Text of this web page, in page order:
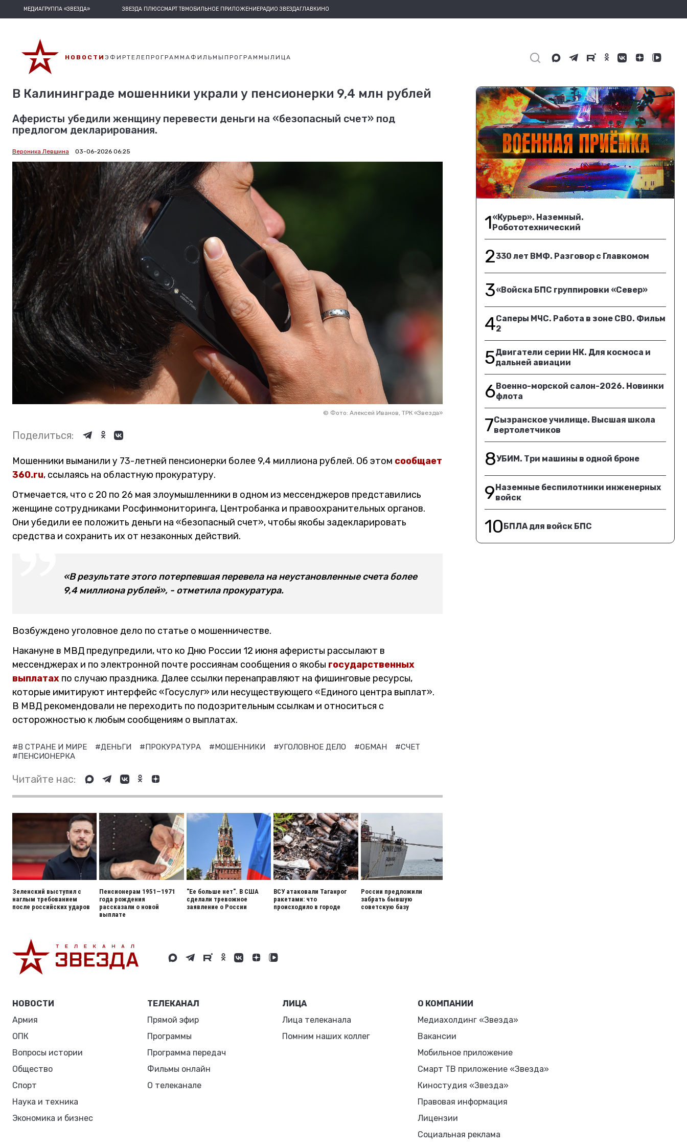
МЕДИАГРУППА «ЗВЕЗДА» ЗВЕЗДА ПЛЮССМАРТ ТВМОБИЛЬНОЕ ПРИЛОЖЕНИЕРАДИО ЗВЕЗДАГЛАВКИНО
НОВОСТИ ЭФИРТЕЛЕПРОГРАММАФИЛЬМЫ ПРОГРАММЫ ЛИЦА
В Калининграде мошенники украли у пенсионерки 9,4 млн рублей
Аферисты убедили женщину перевести деньги на «безопасный счет» под
предлогом декларирования.
Вероника Левшина 03-06-2026 06:25
© Фото: Алексей Иванов, ТРК «Звезда»
Поделиться:
Мошенники выманили у 73-летней пенсионерки более 9,4 миллиона рублей. Об этом сообщает
360.ru, ссылаясь на областную прокуратуру.
Отмечается, что с 20 по 26 мая злоумышленники в одном из мессенджеров представились
женщине сотрудниками Росфинмониторинга, Центробанка и правоохранительных органов.
Они убедили ее положить деньги на «безопасный счет», чтобы якобы задекларировать
средства и сохранить их от незаконных действий.
«В результате этого потерпевшая перевела на неустановленные счета более
9,4 миллиона рублей», - отметила прокуратура.
Возбуждено уголовное дело по статье о мошенничестве.
Накануне в МВД предупредили, что ко Дню России 12 июня аферисты рассылают в
мессенджерах и по электронной почте россиянам сообщения о якобы государственных
выплатах по случаю праздника. Далее ссылки перенаправляют на фишинговые ресурсы,
которые имитируют интерфейс «Госуслуг» или несуществующего «Единого центра выплат».
В МВД рекомендовали не переходить по подозрительным ссылкам и относиться с
осторожностью к любым сообщениям о выплатах.
#В СТРАНЕ И МИРЕ #ДЕНЬГИ #ПРОКУРАТУРА #МОШЕННИКИ #УГОЛОВНОЕ ДЕЛО #ОБМАН
#СЧЕТ
#ПЕНСИОНЕРКА
Читайте нас:
Зеленский выступил с
наглым требованием
после российских ударов
Пенсионерам 1951—1971
года рождения
рассказали о новой
выплате
"Ее больше нет". В США
сделали тревожное
заявление о России
ВСУ атаковали Таганрог
ракетами: что
происходило в городе
России предложили
забрать бывшую
советскую базу
1«Курьер». Наземный.
Робототехнический
2330 лет ВМФ. Разговор с Главкомом
3«Войска БПС группировки «Север»
4Саперы МЧС. Работа в зоне СВО. Фильм
2
5Двигатели серии НК. Для космоса и
дальней авиации
6Военно-морской салон-2026. Новинки
флота
7Сызранское училище. Высшая школа
вертолетчиков
8УБИМ. Три машины в одной броне
9Наземные беспилотники инженерных
войск
10БПЛА для войск БПС
НОВОСТИ
Армия
ОПК
Вопросы истории
Общество
Спорт
Наука и техника
Экономика и бизнес
ТЕЛЕКАНАЛ
Прямой эфир
Программы
Программа передач
Фильмы онлайн
О телеканале
ЛИЦА
Лица телеканала
Помним наших коллег
О КОМПАНИИ
Медиахолдинг «Звезда»
Вакансии
Мобильное приложение
Смарт ТВ приложение «Звезда»
Киностудия «Звезда»
Правовая информация
Лицензии
Социальная реклама